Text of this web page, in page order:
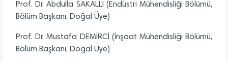
Prof. Dr. Abdulla SAKALLI (Endüstri Mühendisliği Bölümü,
Bölüm Başkanı, Doğal Üye)
Prof. Dr. Mustafa DEMİRCİ (İnşaat Mühendisliği Bölümü,
Bölüm Başkanı, Doğal Üye)